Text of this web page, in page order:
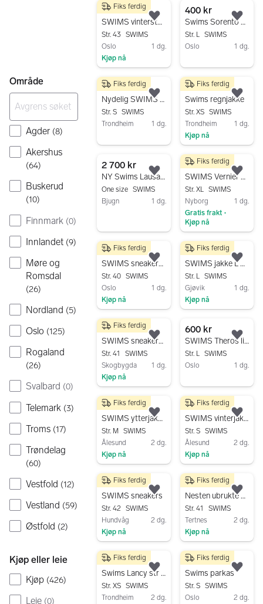
Område
Agder (8)
Akershus
(64)
Buskerud
(10)
Finnmark (0)
Innlandet (9)
Møre og
Romsdal
(26)
Nordland (5)
Oslo (125)
Rogaland
(26)
Svalbard (0)
Telemark (3)
Troms (17)
Trøndelag
(60)
Vestfold (12)
Vestland (59)
Østfold (2)
Kjøp eller leie
Kjøp (426)
Leie (0)
1 500 kr
SWIMS vinterstøvler blå str. 43
Str. 43
SWIMS
Oslo
1 dg.
Kjøp nå
Fiks ferdig
Legg til som favoritt.
400 kr
Swims Sorento Windbraker
Str. L SWIMS
Oslo
1 dg.
3 500 kr
Nydelig SWIMS parka dame S beige
Str. S SWIMS
Trondheim
1 dg.
Fiks ferdig
Legg til som favoritt.
300 kr
Swims regnjakke
Str. XS SWIMS
Trondheim
1 dg.
Kjøp nå
Fiks ferdig
2 700 kr
NY Swims Lausanne
One size SWIMS
Bjugn
1 dg.
Legg til som favoritt.
2 750 kr
SWIMS Vernier Parka – str. XL. Meget pent brukt
Str. XL SWIMS
Nyborg
1 dg.
Gratis frakt •
Kjøp nå
Fiks ferdig
450 kr
SWIMS sneakers joggesko str 40 blå stoff
Str. 40 SWIMS
Oslo
1 dg.
Kjøp nå
Fiks ferdig
Legg til som favoritt.
499 kr
SWIMS jakke L blå dame
Str. L SWIMS
Gjøvik
1 dg.
Kjøp nå
Fiks ferdig
200 kr
SWIMS sneakers joggesko str 41 lysegrå
Str. 41
SWIMS
Skogbygda
1 dg.
Kjøp nå
Fiks ferdig
Legg til som favoritt.
600 kr
SWIMS Theros linbukse L hvit
Str. L SWIMS
Oslo
1 dg.
850 kr
SWIMS ytterjakke blå dame nylon
Str. M
SWIMS
Ålesund
2 dg.
Kjøp nå
Fiks ferdig
Legg til som favoritt.
1 400 kr
SWIMS vinterjakke grønn dame
Str. S SWIMS
Ålesund
2 dg.
Kjøp nå
Fiks ferdig
350 kr
SWIMS sneakers
Str. 42 SWIMS
Hundvåg
2 dg.
Kjøp nå
Fiks ferdig
Legg til som favoritt.
1 400 kr
Nesten ubrukte SWIMS vinterstøvler unisex str 41 grønn/svart
Str. 41
SWIMS
Tertnes
2 dg.
Kjøp nå
Fiks ferdig
3 500 kr
Swims Lancy str xs
Str. XS SWIMS
Trondheim
2 dg.
Fiks ferdig
Legg til som favoritt.
700 kr
Swims parkas
Str. S SWIMS
Oslo
2 dg.
Fiks ferdig